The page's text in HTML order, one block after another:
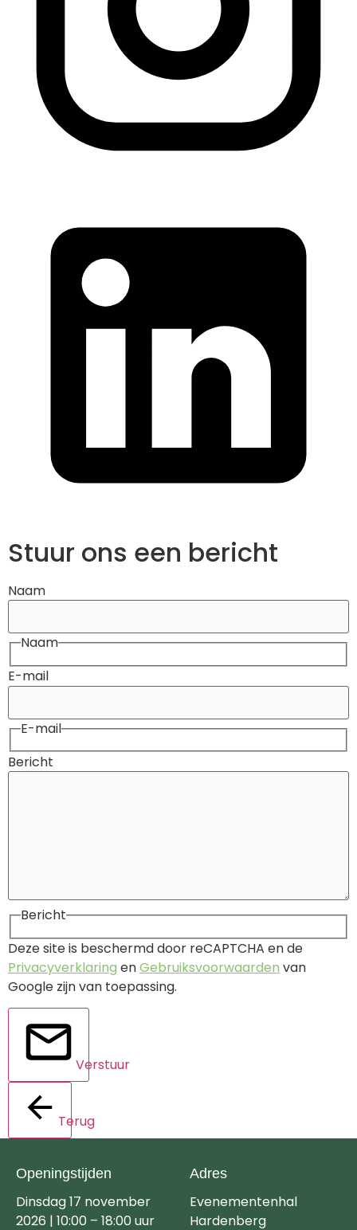
Stuur ons een bericht
Naam
Naam
E-mail
E-mail
Bericht
Bericht
Deze site is beschermd door reCAPTCHA en de
Privacyverklaring enGebruiksvoorwaarden van
Google zijn van toepassing.
Verstuur
Terug
Openingstijden
Dinsdag 17 november
2026 | 10:00 – 18:00 uur
Adres
Evenementenhal
Hardenberg